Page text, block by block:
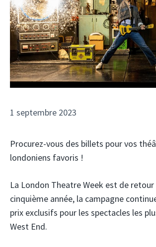
1 septembre 2023
Procurez-vous des billets pour vos
londoniens favoris !
La London Theatre Week est de retour
cinquième année, la campagne
prix exclusifs pour les spectacles les
West End.